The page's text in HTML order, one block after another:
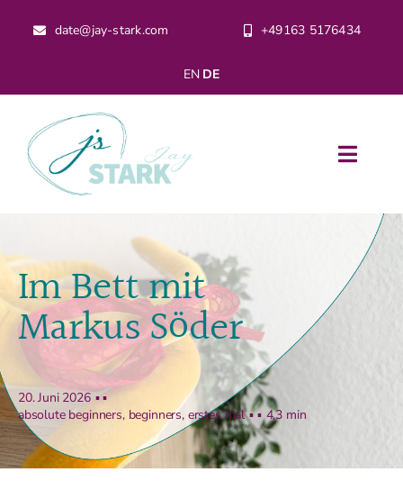
Inhalt
date@jay-stark.com +49163 5176434
EN DE
Toggle
Home
Leidenschaften
Über Jay
Honorar
Reiseplanung
Galerie
Im Bett mit
Markus Söder
20. Juni 2026 ▪ ▪
absolute beginners, beginners, erstes mal ▪ ▪ 4,3 min